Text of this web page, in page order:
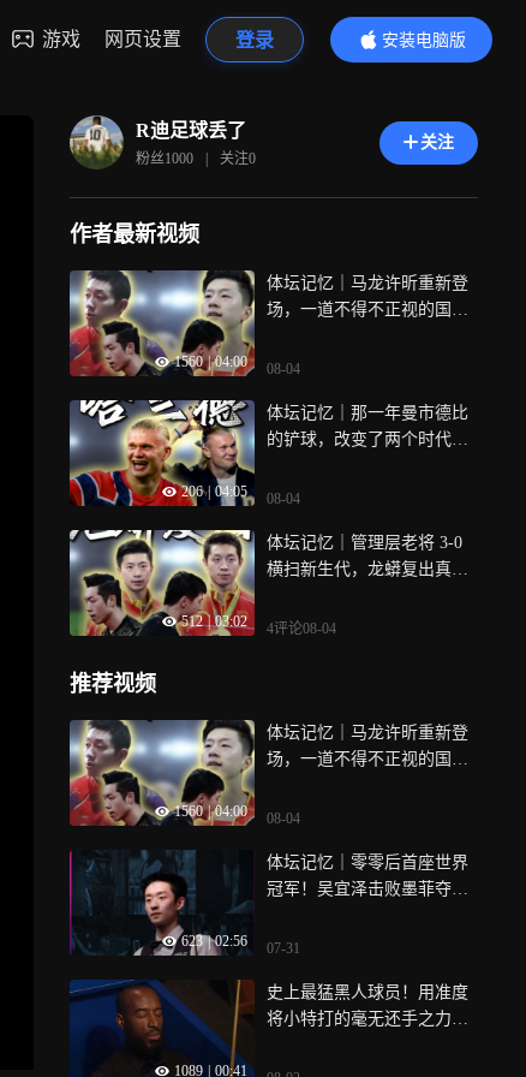
游戏 网页设置 登录
安装电脑版
内容更精彩
R迪足球丢了
粉丝1000 | 关注0
关注
作者最新视频
1560 | 04:00
体坛记忆｜马龙许昕重新登
场，一道不得不正视的国乒
08-04
206 | 04:05
体坛记忆｜那一年曼市德比
的铲球，改变了两个时代的
08-04
512 | 03:02
体坛记忆｜管理层老将 3-0
横扫新生代，龙蟒复出真只
4评论08-04
推荐视频
1560 | 04:00
体坛记忆｜马龙许昕重新登
场，一道不得不正视的国乒
08-04
623 | 02:56
体坛记忆｜零零后首座世界
冠军！吴宜泽击败墨菲夺
07-31
1089 00:41
史上最猛黑人球员！用准度
将小特打的毫无还手之力，